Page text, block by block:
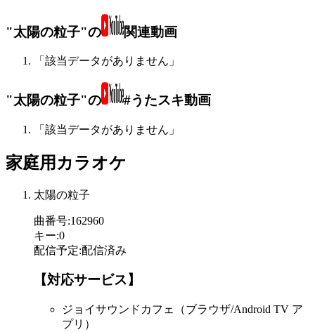
"太陽の粒子"の 関連動画
「該当データがありません」
"太陽の粒子"の #うたスキ動画
「該当データがありません」
家庭用カラオケ
太陽の粒子
曲番号:162960
キー:0
配信予定:配信済み
【対応サービス】
ジョイサウンドカフェ（ブラウザ/Android TV ア
プリ）